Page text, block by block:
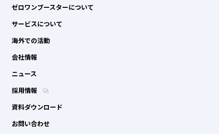
ゼロワンブースターについて
サービスについて
海外での活動
会社情報
ニュース
採用情報
資料ダウンロード
お問い合わせ